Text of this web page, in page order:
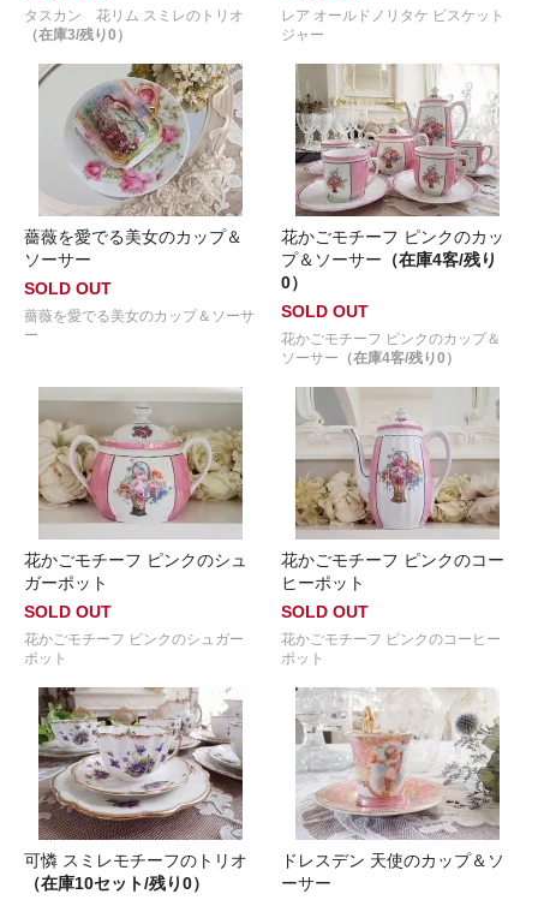
タスカン 花リム スミレのトリオ
（在庫3/残り0）
レア オールドノリタケ ビスケット
ジャー
薔薇を愛でる美女のカップ＆
ソーサー
SOLD OUT
薔薇を愛でる美女のカップ＆ソーサ
ー
花かごモチーフ ピンクのカッ
プ＆ソーサー （在庫4客/残り
0）
SOLD OUT
花かごモチーフ ピンクのカップ＆
ソーサー （在庫4客/残り0）
花かごモチーフ ピンクのシュ
ガーポット
SOLD OUT
花かごモチーフ ピンクのシュガー
ポット
花かごモチーフ ピンクのコー
ヒーポット
SOLD OUT
花かごモチーフ ピンクのコーヒー
ポット
可憐 スミレモチーフのトリオ
（在庫10セット/残り0）
ドレスデン 天使のカップ＆ソ
ーサー